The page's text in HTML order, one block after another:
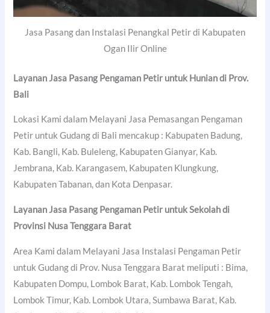
Jasa Pasang dan Instalasi Penangkal Petir di Kabupaten
Ogan Ilir Online
Layanan Jasa Pasang Pengaman Petir untuk Hunian di Prov.
Bali
Lokasi Kami dalam Melayani Jasa Pemasangan Pengaman
Petir untuk Gudang di Bali mencakup : Kabupaten Badung,
Kab. Bangli, Kab. Buleleng, Kabupaten Gianyar, Kab.
Jembrana, Kab. Karangasem, Kabupaten Klungkung,
Kabupaten Tabanan, dan Kota Denpasar.
Layanan Jasa Pasang Pengaman Petir untuk Sekolah di
Provinsi Nusa Tenggara Barat
Area Kami dalam Melayani Jasa Instalasi Pengaman Petir
untuk Gudang di Prov. Nusa Tenggara Barat meliputi : Bima,
Kabupaten Dompu, Lombok Barat, Kab. Lombok Tengah,
Lombok Timur, Kab. Lombok Utara, Sumbawa Barat, Kab.